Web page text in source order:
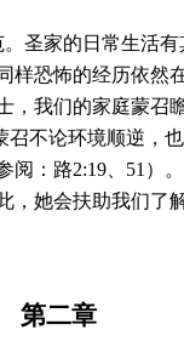
圣家的日常生活
样恐怖的经历依然
，我们的家庭蒙召
召不论环境顺逆，
阅：路2:19、 51 ）
，她会扶助我们了
第二章